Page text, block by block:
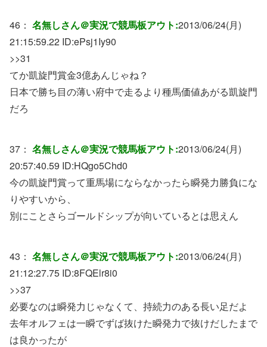
46： 名無しさん＠実況で競馬板アウト:2013/06/24(月)
21:15:59.22 ID:ePsj1Iy90
>>31
てか凱旋門賞金3億あんじゃね？
日本で勝ち目の薄い府中で走るより種馬価値あがる凱旋門
だろ
37： 名無しさん＠実況で競馬板アウト:2013/06/24(月)
20:57:40.59 ID:HQgo5Chd0
今の凱旋門賞って重馬場にならなかったら瞬発力勝負にな
りやすいから、
別にことさらゴールドシップが向いているとは思えん
43： 名無しさん＠実況で競馬板アウト:2013/06/24(月)
21:12:27.75 ID:8FQElr8i0
>>37
必要なのは瞬発力じゃなくて、持続力のある長い足だよ
去年オルフェは一瞬でずば抜けた瞬発力で抜けだしたまで
は良かったが